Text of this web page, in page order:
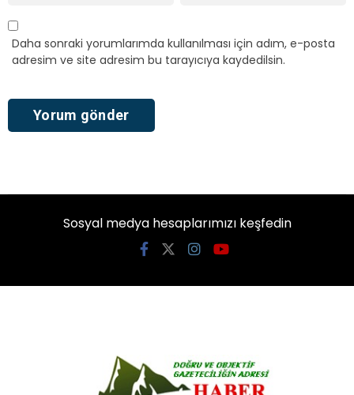
Daha sonraki yorumlarımda kullanılması için adım, e-posta
adresim ve site adresim bu tarayıcıya kaydedilsin.
Sosyal medya hesaplarımızı keşfedin